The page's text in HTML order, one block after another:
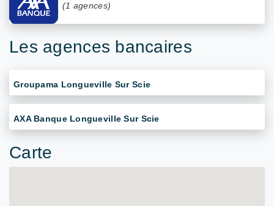
(1 agences)
Les agences bancaires
Groupama Longueville Sur Scie
AXA Banque Longueville Sur Scie
Carte